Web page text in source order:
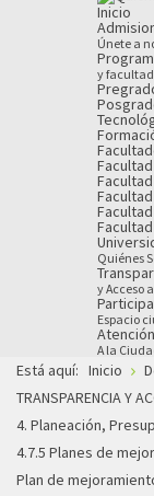
Inicio
Únete a
y
Quiénes
y Acceso
Participa
Espacio
A la
Está aquí: Inicio
TRANSPARENCIA Y
4. Planeación,
4.7.5 Planes de
Plan de